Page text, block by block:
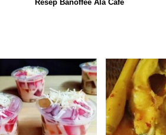
Resep Banoffee Ala Cafe